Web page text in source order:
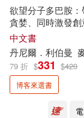
丹尼爾．
麥可．隆
出版社 (可複選)
欲望分子多巴胺
貪婪、同時激發
賀爾蒙，如何支配
緒、行為及命運
中文書
丹尼爾 ． 利伯曼
79 折 $331 $420
博客來選書
電